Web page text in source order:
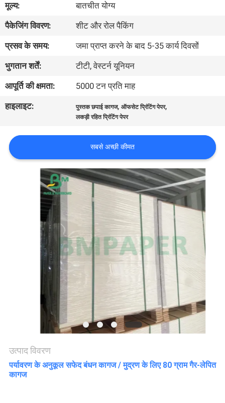
दौरा
गुणवत्ता
नियंत्रण
संपर्क
करें
समाचार
साइटमैप
गोपनीयता
मूल्य:
बातचीत योग्य
पैकेजिंग विवरण:
शीट और रोल पैकिंग
प्रसव के समय:
जमा प्राप्त करने के बाद 5-35 कार्य दिवसों
भुगतान शर्तें:
टीटी, वेस्टर्न यूनियन
आपूर्ति की क्षमता:
5000 टन प्रति माह
हाइलाइट:
पुस्तक छपाई कागज,ऑफसेट प्रिंटिंग पेपर,
लकड़ी रहित प्रिंटिंग पेपर
सबसे अच्छी कीमत
उत्पाद विवरण
पर्यावरण के अनुकूल सफेद बंधन कागज / मुद्रण के लिए 80 ग्राम गैर-लेपित
कागज